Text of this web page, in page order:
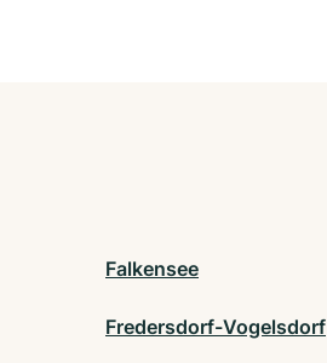
Falkensee
Fredersdorf-Vogelsdorf